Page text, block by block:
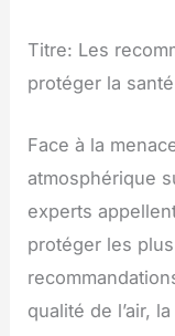
Titre: Les
protéger la
Face à la
atmosphérique
experts
protéger les
qualité de l’air,